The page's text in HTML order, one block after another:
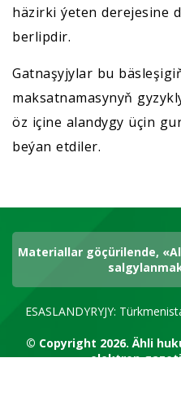
häzirki ýeten derejesine
berlipdir.
Gatnaşyjylar bu
maksatnamasynyň
öz içine alandygy üçin
beýan etdiler.
Materiallar göçürilende,
ESASLANDYRYJY:
© Copyright 2026.Ähli
elektron